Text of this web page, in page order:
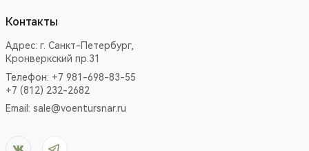
Контакты
Адрес: г. Санкт-Петербург,
Кронверкский пр.31
Телефон: +7 981-698-83-55
+7 (812) 232-2682
Email: sale@voentursnar.ru